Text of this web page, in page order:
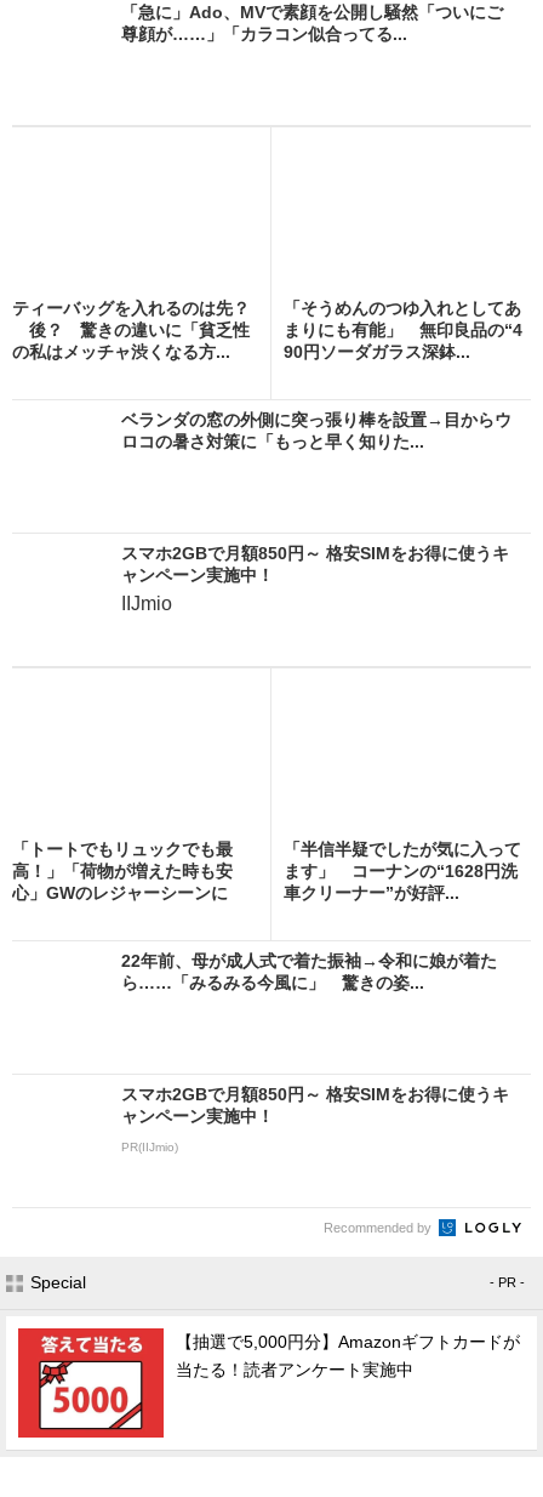
「急に」Ado、MVで素顔を公開し騒然「ついにご
尊顔が……」「カラコン似合ってる...
ティーバッグを入れるのは先？
後？ 驚きの違いに「貧乏性
の私はメッチャ渋くなる方...
「そうめんのつゆ入れとしてあ
まりにも有能」 無印良品の“4
90円ソーダガラス深鉢...
ベランダの窓の外側に突っ張り棒を設置→目からウ
ロコの暑さ対策に「もっと早く知りた...
スマホ2GBで月額850円～ 格安SIMをお得に使うキ
ャンペーン実施中！
IIJmio
「トートでもリュックでも最
高！」「荷物が増えた時も安
心」GWのレジャーシーンに
「半信半疑でしたが気に入って
ます」 コーナンの“1628円洗
車クリーナー”が好評...
22年前、母が成人式で着た振袖→令和に娘が着た
ら……「みるみる今風に」 驚きの姿...
スマホ2GBで月額850円～ 格安SIMをお得に使うキ
ャンペーン実施中！
PR(IIJmio)
Recommended by
Special - PR -
【抽選で5,000円分】Amazonギフトカードが
当たる！読者アンケート実施中